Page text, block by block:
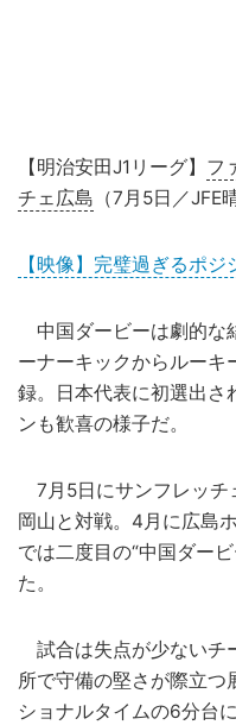
【明治安田J1リーグ】 フ
チェ広島 （7月5日／JFE
【映像】完璧過ぎるポ
中国ダービーは劇的な
ーナーキックからルーキ
録。日本代表に初選出さ
ンも歓喜の様子だ。
7月5日にサンフレッチ
岡山と対戦。4月に広島
では二度目の“中国ダー
た。
試合は失点が少ないチ
所で守備の堅さが際立つ
ショナルタイムの6分台